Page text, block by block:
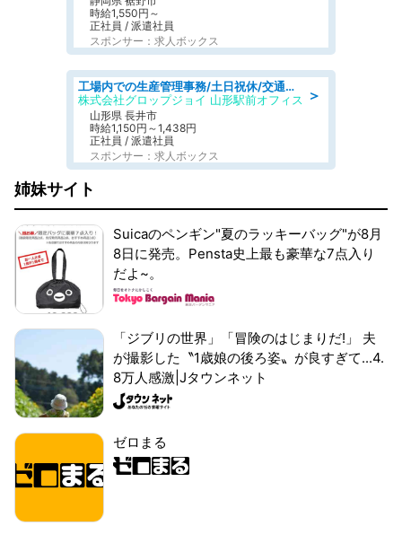
時給1,550円～
正社員 / 派遣社員
スポンサー：求人ボックス
＞
工場内での生産管理事務/土日祝休/交通費支給
株式会社グロップジョイ 山形駅前オフィス
山形県 長井市
時給1,150円～1,438円
正社員 / 派遣社員
スポンサー：求人ボックス
姉妹サイト
Suicaのペンギン"夏のラッキーバッグ"が8月
8日に発売。Pensta史上最も豪華な7点入り
だよ~。
「ジブリの世界」「冒険のはじまりだ!」 夫
が撮影した〝1歳娘の後ろ姿〟が良すぎて...4.
8万人感激|Jタウンネット
ゼロまる